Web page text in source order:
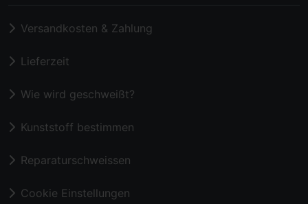
Versandkosten & Zahlung
Lieferzeit
Wie wird geschweißt?
Kunststoff bestimmen
Reparaturschweissen
Cookie Einstellungen